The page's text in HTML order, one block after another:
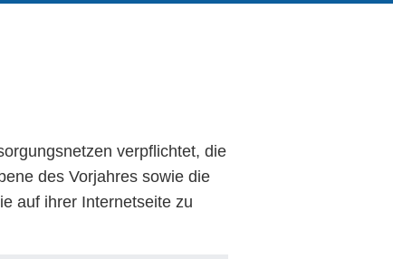
verpflichtet, die
des Vorjahres sowie die
auf ihrer Internetseite zu